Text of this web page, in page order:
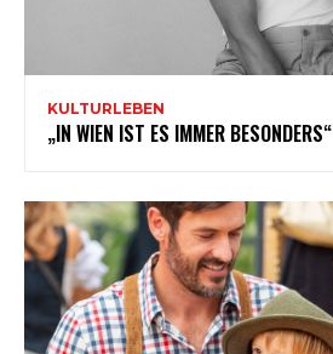
KULTURLEBEN
„IN WIEN IST ES IMMER BESONDERS“